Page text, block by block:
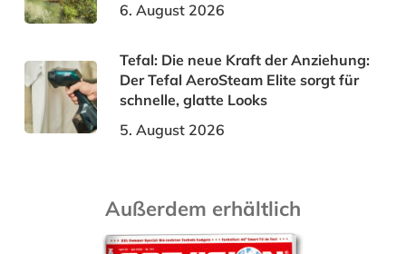
6. August 2026
Tefal: Die neue Kraft der Anziehung:
Der Tefal AeroSteam Elite sorgt für
schnelle, glatte Looks
5. August 2026
Außerdem erhältlich